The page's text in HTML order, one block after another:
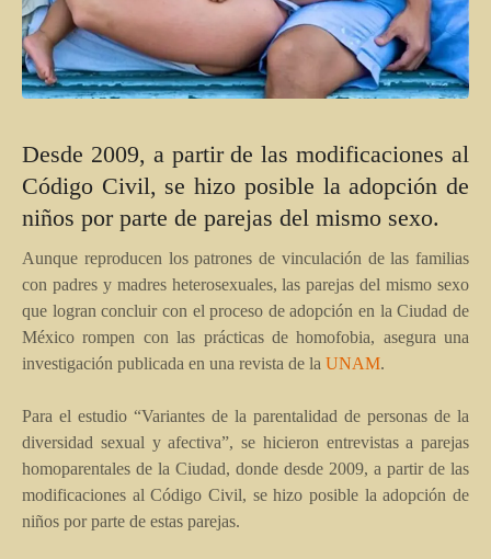
Desde 2009, a partir de las modificaciones al
Código Civil, se hizo posible la adopción de
niños por parte de parejas del mismo sexo.
Aunque reproducen los patrones de vinculación de las familias
con padres y madres heterosexuales, las parejas del mismo sexo
que logran concluir con el proceso de adopción en la Ciudad de
México rompen con las prácticas de homofobia, asegura una
investigación publicada en una revista de la UNAM.
Para el estudio “Variantes de la parentalidad de personas de la
diversidad sexual y afectiva”, se hicieron entrevistas a parejas
homoparentales de la Ciudad, donde desde 2009, a partir de las
modificaciones al Código Civil, se hizo posible la adopción de
niños por parte de estas parejas.